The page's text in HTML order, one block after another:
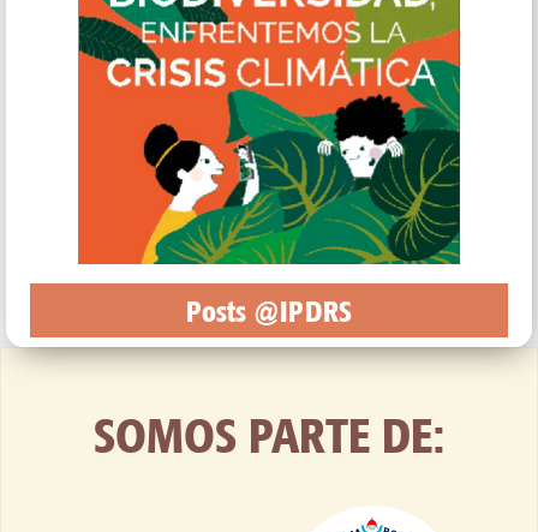
Posts @IPDRS
SOMOS PARTE DE: